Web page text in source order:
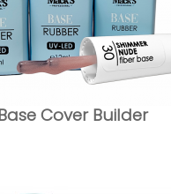
Cover Builder